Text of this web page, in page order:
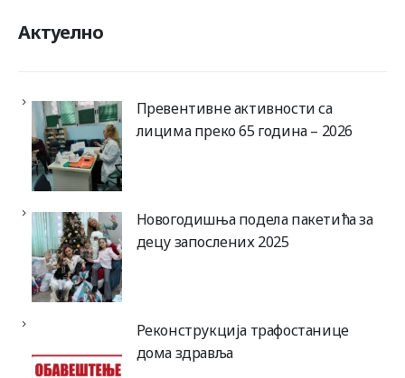
Актуелно
Превентивне активности са
лицима преко 65 година – 2026
Новогодишња подела пакетића за
децу запослених 2025
Реконструкција трафостанице
дома здравља